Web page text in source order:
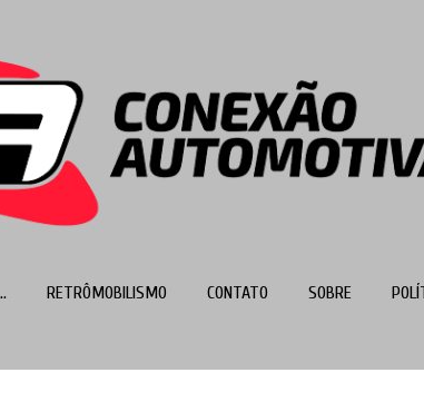
RETRÔMOBILISMO CONTATO SOBRE